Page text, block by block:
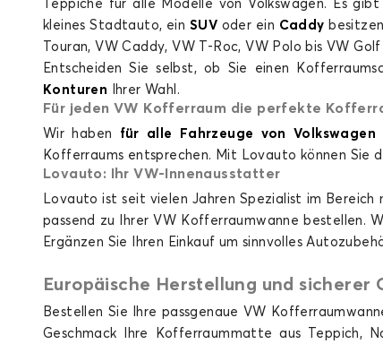
Kofferraummatten für VOLKSWAGEN
GOLF
Teppiche für alle Modelle von Volkswagen. Es gibt
kleines Stadtauto, ein SUV oder ein Caddy
Touran, VW Caddy, VW T-Roc, VW Polo bis VW
Entscheiden Sie selbst, ob Sie einen
Konturen Ihrer Wahl.
Für jeden VW Kofferraum die perfekte
Wir haben für alle Fahrzeuge von Volkswagen
Kofferraums entsprechen. Mit Lovauto können Sie
Lovauto: Ihr VW-Innenausstatter
Lovauto ist seit vielen Jahren Spezialist im
passend zu Ihrer VW Kofferraumwanne bestellen.
Ergänzen Sie Ihren Einkauf um sinnvolles
Europäische Herstellung und sicherer
Bestellen Sie Ihre passgenaue VW
Geschmack Ihre Kofferraummatte aus Teppich,